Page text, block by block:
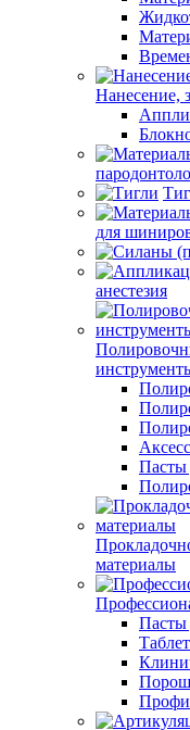
Нанесение,
для
анестезия
Пасты
материалы
Пасты